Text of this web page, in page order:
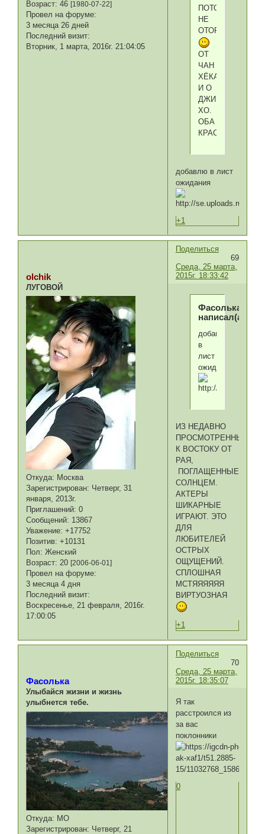
Возраст: 46[1980-07-22]
Провел на форуме:
3 месяца 26 дней
Последний визит:
Вторник, 1 марта, 2016г. 21:04:05
ПОТОМ
НЕ
ОТОРВАТЬСЯ
ОТ
ЧАН
ХЁКА
И О
ДЖИ
ХО.
ОБА
КРАСАВЦЫ
добавлю в лист
ожидания
+1
Поделиться
69
Среда, 25 марта,
2015г. 18:33:42
olchik
ЛУГОВОЙ
Откуда: Москва
Зарегистрирован: Четверг, 31
января, 2013г.
Приглашений: 0
Сообщений: 13867
Уважение: +17752
Позитив: +10131
Пол: Женский
Возраст: 20[2006-06-01]
Провел на форуме:
3 месяца 4 дня
Последний визит:
Воскресенье, 21 февраля, 2016г.
17:00:05
Фасолька
написал(а):
добавлю
в
лист
ожидания
ИЗ НЕДАВНО
ПРОСМОТРЕННЫХ.
К ВОСТОКУ ОТ
РАЯ,
ПОГЛАЩЕННЫЕ
СОЛНЦЕМ.
АКТЕРЫ
ШИКАРНЫЕ
ИГРАЮТ. ЭТО
ДЛЯ
ЛЮБИТЕЛЕЙ
ОСТРЫХ
ОЩУЩЕНИЙ.
СПЛОШНАЯ
МСТЯЯЯЯЯЯ
ВИРТУОЗНАЯ
+1
Поделиться
70
Среда, 25 марта,
2015г. 18:35:07
Фасолька
Улыбайся жизни и жизнь
улыбнется тебе.
Откуда: МО
Зарегистрирован: Четверг, 21
Я так
расстроился из
за вас
поклонники
0